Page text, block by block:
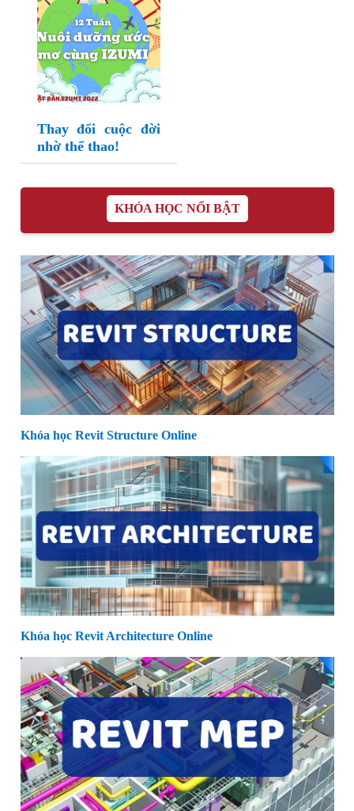
Thay đổi cuộc đời
nhờ thể thao!
KHÓA HỌC NỔI BẬT
Khóa học Revit Structure Online
Khóa học Revit Architecture Online